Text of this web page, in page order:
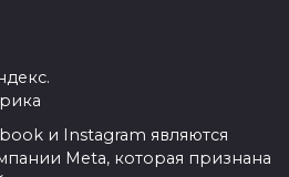
и Instagram являются
Meta, которая признана